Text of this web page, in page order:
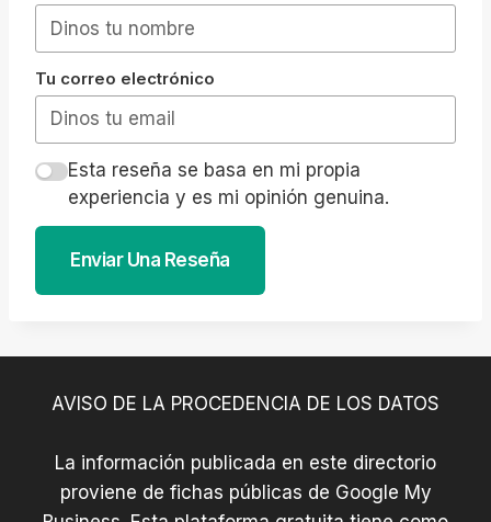
Tu correo electrónico
Esta reseña se basa en mi propia
experiencia y es mi opinión genuina.
Enviar Una Reseña
AVISO DE LA PROCEDENCIA DE LOS DATOS
La información publicada en este directorio
proviene de fichas públicas de Google My